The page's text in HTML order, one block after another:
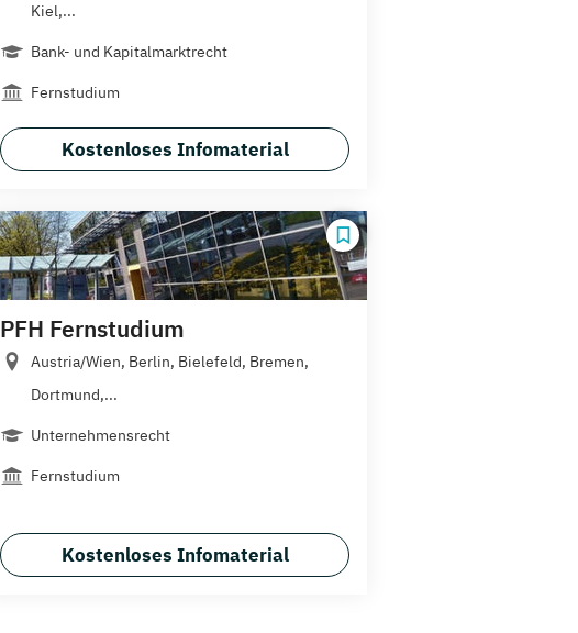
Kiel,...
Bank- und Kapitalmarktrecht
Fernstudium
Kostenloses Infomaterial
PFH Fernstudium
Austria/Wien, Berlin, Bielefeld, Bremen,
Dortmund,...
Unternehmensrecht
Fernstudium
Kostenloses Infomaterial